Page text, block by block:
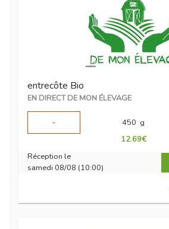
entrecôte Bio
EN DIRECT DE MON ÉLEVAGE
-
450 g
12.69€
Réception le
samedi 08/08 (10:00)